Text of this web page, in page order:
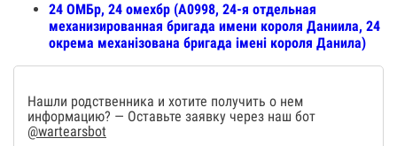
24 ОМБр, 24 омехбр (А0998, 24-я отдельная
механизированная бригада имени короля Даниила, 24
окрема механізована бригада імені короля Данила)
Нашли родственника и хотите получить о нем
информацию? — Оставьте заявку через наш бот
@wartearsbot